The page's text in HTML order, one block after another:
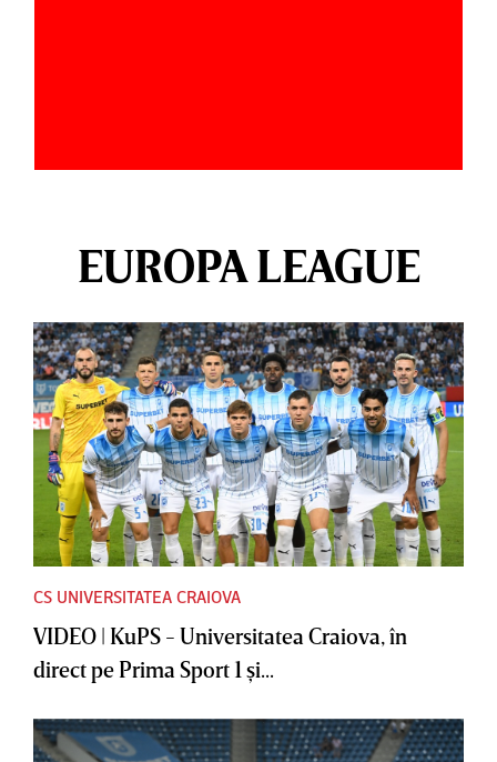
EUROPA LEAGUE
CS UNIVERSITATEA CRAIOVA
VIDEO | KuPS - Universitatea Craiova, în
direct pe Prima Sport 1 şi...